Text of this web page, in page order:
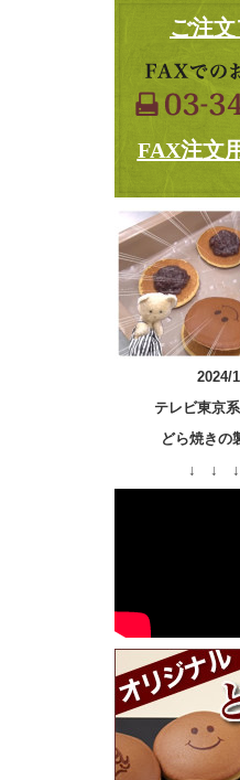
ご注
FAX注文
2024/
テレビ東京
どら焼きの
↓ ↓